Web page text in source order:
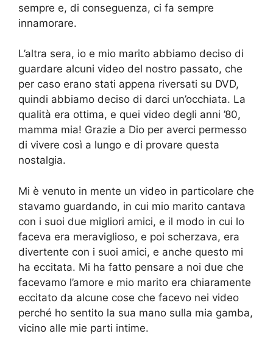
sempre e, di conseguenza, ci fa sempre
innamorare.
L’altra sera, io e mio marito abbiamo deciso di
guardare alcuni video del nostro passato, che
per caso erano stati appena riversati su DVD,
quindi abbiamo deciso di darci un’occhiata. La
qualità era ottima, e quei video degli anni ’80,
mamma mia! Grazie a Dio per averci permesso
di vivere così a lungo e di provare questa
nostalgia.
Mi è venuto in mente un video in particolare che
stavamo guardando, in cui mio marito cantava
con i suoi due migliori amici, e il modo in cui lo
faceva era meraviglioso, e poi scherzava, era
divertente con i suoi amici, e anche questo mi
ha eccitata. Mi ha fatto pensare a noi due che
facevamo l’amore e mio marito era chiaramente
eccitato da alcune cose che facevo nei video
perché ho sentito la sua mano sulla mia gamba,
vicino alle mie parti intime.